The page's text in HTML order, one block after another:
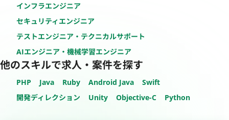
インフラエンジニア
セキュリティエンジニア
テストエンジニア・テクニカルサポート
AIエンジニア・機械学習エンジニア
他のスキルで求人・案件を探す
PHP Java Ruby Android Java
Swift
開発ディレクション
Unity Objective-C Python